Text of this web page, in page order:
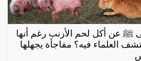
ﷺ عن أكل لحم الأرنب رغم أنها
العلماء فيه؟ مفاجأة يجهلها